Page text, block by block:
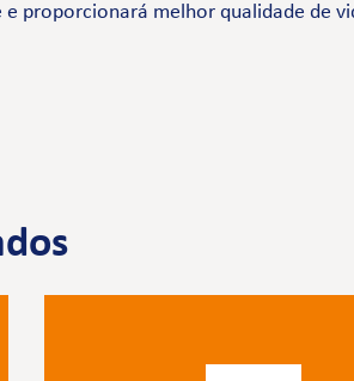
proporcionará melhor qualidade de